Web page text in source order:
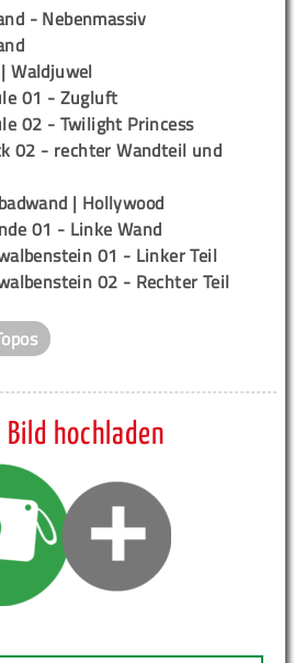
- Nebenmassiv
Waldjuwel
01 - Zugluft
02 - Twilight Princess
02 - rechter Wandteil und
| Hollywood
01 - Linke Wand
01 - Linker Teil
02 - Rechter Teil
Bild hochladen